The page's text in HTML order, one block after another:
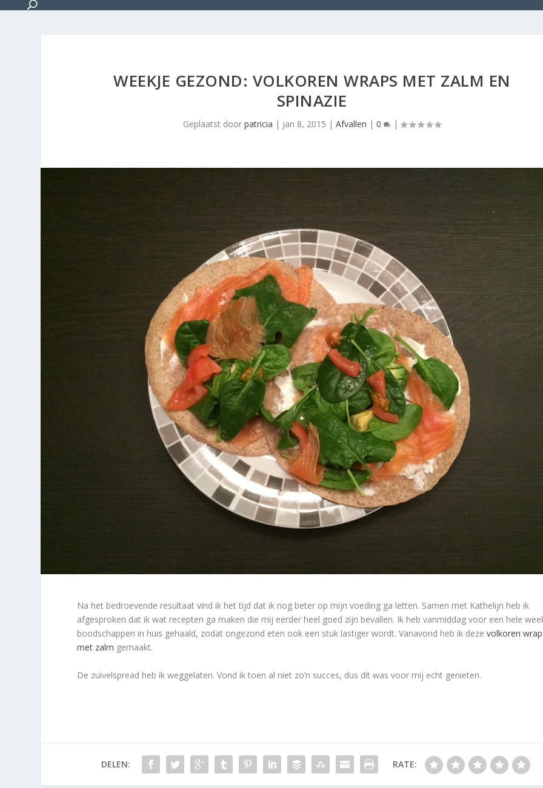
WEEKJE GEZOND: VOLKOREN WRAPS MET ZALM EN
SPINAZIE
Geplaatst doorpatricia | jan 8, 2015 |Afvallen |0 |
Na het bedroevende resultaat vind ik het tijd dat ik nog beter op mijn voeding ga letten. Samen met Kathelijn heb ik
afgesproken dat ik wat recepten ga maken die mij eerder heel goed zijn bevallen. Ik heb vanmiddag voor een hele
boodschappen in huis gehaald, zodat ongezond eten ook een stuk lastiger wordt. Vanavond heb ik dezevolkoren
met zalm gemaakt.
De zuivelspread heb ik weggelaten. Vond ik toen al niet zo’n succes, dus dit was voor mij echt genieten.
DELEN: RATE: